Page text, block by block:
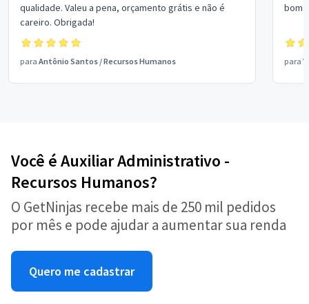
qualidade. Valeu a pena, orçamento grátis e não é
careiro. Obrigada!
para Antônio Santos /Recursos Humanos
bom
para
Você é Auxiliar Administrativo -
Recursos Humanos?
O GetNinjas recebe mais de 250 mil pedidos
por mês e pode ajudar a aumentar sua renda
Quero me cadastrar